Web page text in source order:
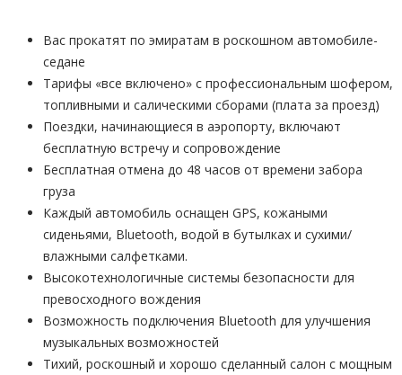
Вас прокатят по эмиратам в роскошном автомобиле-
седане
Тарифы «все включено» с профессиональным шофером,
топливными и салическими сборами (плата за проезд)
Поездки, начинающиеся в аэропорту, включают
бесплатную встречу и сопровождение
Бесплатная отмена до 48 часов от времени забора
груза
Каждый автомобиль оснащен GPS, кожаными
сиденьями, Bluetooth, водой в бутылках и сухими/
влажными салфетками.
Высокотехнологичные системы безопасности для
превосходного вождения
Возможность подключения Bluetooth для улучшения
музыкальных возможностей
Тихий, роскошный и хорошо сделанный салон с мощным